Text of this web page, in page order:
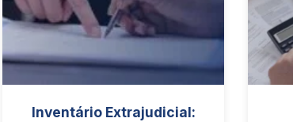
Inventário Extrajudicial: